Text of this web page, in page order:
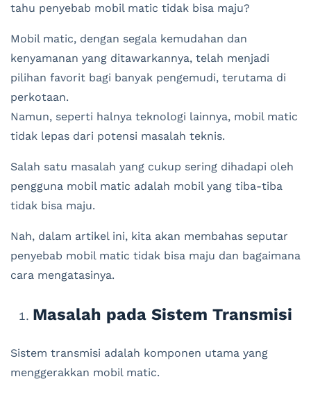
tahu penyebab mobil matic tidak bisa maju?
Mobil matic, dengan segala kemudahan dan
kenyamanan yang ditawarkannya, telah menjadi
pilihan favorit bagi banyak pengemudi, terutama di
perkotaan.
Namun, seperti halnya teknologi lainnya, mobil matic
tidak lepas dari potensi masalah teknis.
Salah satu masalah yang cukup sering dihadapi oleh
pengguna mobil matic adalah mobil yang tiba-tiba
tidak bisa maju.
Nah, dalam artikel ini, kita akan membahas seputar
penyebab mobil matic tidak bisa maju dan bagaimana
cara mengatasinya.
Masalah pada Sistem Transmisi
Sistem transmisi adalah komponen utama yang
menggerakkan mobil matic.